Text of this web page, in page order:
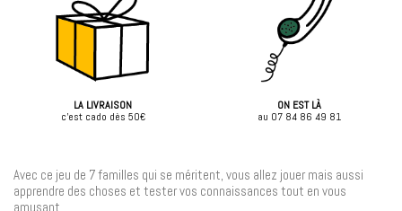
LA LIVRAISON
c'est cado dès 50€
ON EST LÀ
au 07 84 86 49 81
Avec ce jeu de 7 familles qui se méritent, vous allez jouer mais aussi
apprendre des choses et tester vos connaissances tout en vous
amusant.